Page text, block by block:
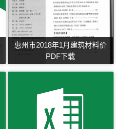
惠州市2018年1月建筑材料价
PDF下载